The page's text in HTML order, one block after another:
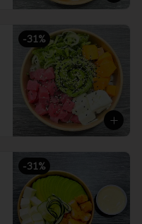
-31%
-31%